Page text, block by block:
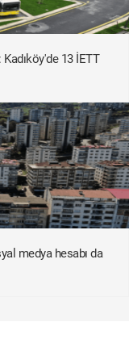
13 İETT
medya hesabı da